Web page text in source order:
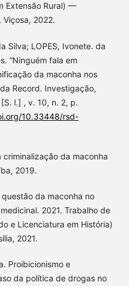
Extensão Rural) —
Viçosa, 2022.
Silva; LOPES, Ivonete. da
“Ninguém fala em
da maconha nos
Record. Investigação,
l.] , v. 10, n. 2, p.
10.33448/rsd-
criminalização da maconha
2019.
da maconha no
2021. Trabalho de
e Licenciatura em História)
2021.
Proibicionismo e
da política de drogas no